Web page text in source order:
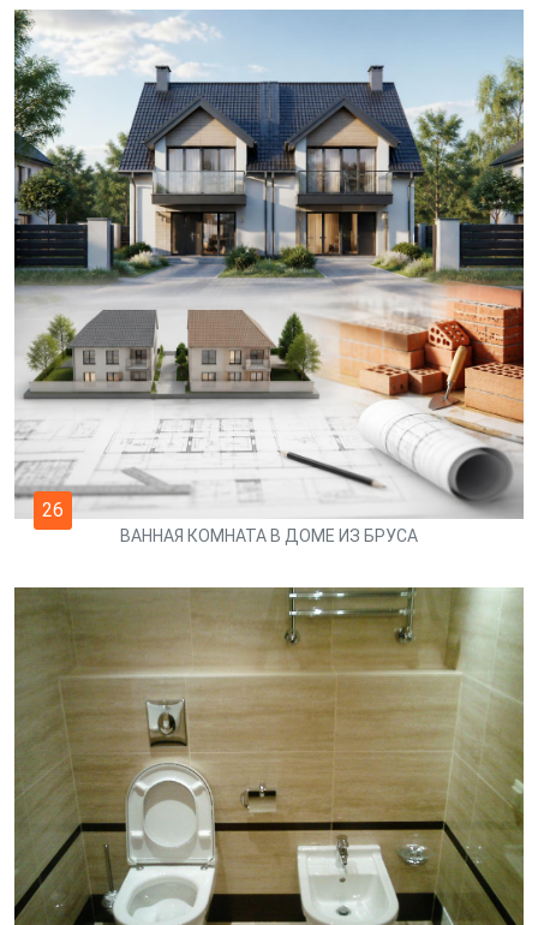
26
ВАННАЯ КОМНАТА В ДОМЕ ИЗ БРУСА